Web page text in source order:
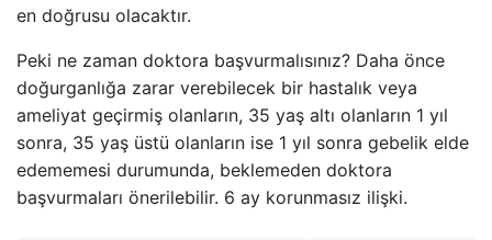
en doğrusu olacaktır.
Peki ne zaman doktora başvurmalısınız? Daha önce
doğurganlığa zarar verebilecek bir hastalık veya
ameliyat geçirmiş olanların, 35 yaş altı olanların 1 yıl
sonra, 35 yaş üstü olanların ise 1 yıl sonra gebelik elde
edememesi durumunda, beklemeden doktora
başvurmaları önerilebilir. 6 ay korunmasız ilişki.